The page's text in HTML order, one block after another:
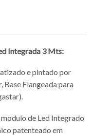
Integrada 3 Mts:
e pintado por
Flangeada para
de Led Integrado
patenteado em